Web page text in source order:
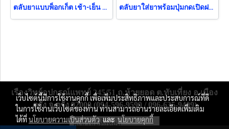
ตลับยาแบบพ็อกเก็ต เช้า-เย็น Exeter ตลับยาใส่ยาพร้อมปุ่มกดเปิดฝา 7 วัน Exeter Premium
เรืองวิทย์อุปกรณ์แพทย์ 245/51 ถ.ห้วยยอด ต.ทับเที่ยง อ.เมือง
ตรัง จ.ตรัง 92000 (094-596-9599 / 096-635-9409)
ผู้เข้าชมทั้งหมด
เว็บไซต์นี้มีการใช้งานคุกกี้ เพื่อเพิ่มประสิทธิภาพและประสบการณ์ที่ดี
ในการใช้งานเว็บไซต์ของท่าน ท่านสามารถอ่านรายละเอียดเพิ่มเติม
ได้ที่นโยบายความเป็นส่วนตัวและนโยบายคุกกี้